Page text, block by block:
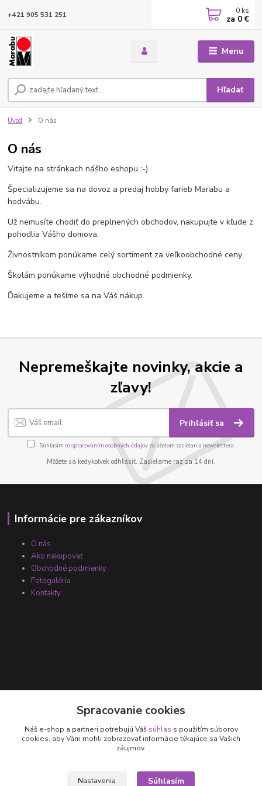
Menu
Hľadať
+421 905 531 251 0 ks
za 0 €
Úvod O nás
O nás
Vitajte na stránkach nášho eshopu :-)
Špecializujeme sa na dovoz a predaj hobby farieb Marabu a
hodvábu.
Už nemusíte chodiť do preplnených obchodov, nakupujte v kľude z
pohodlia Vášho domova.
Živnostníkom ponúkame celý sortiment za veľkoobchodné ceny.
Školám ponúkame výhodné obchodné podmienky.
Ďakujeme a tešíme sa na Váš nákup.
Nepremeškajte novinky, akcie a
zľavy!
Prihlásiť sa
Súhlasím sospracovaním osobných údajov za účelom zasielania newslettera.
Môžete sa kedykoľvek odhlásiť. Zasielame raz za 14 dní.
Informácie pre zákazníkov
O nás
Ako nakupovať
Obchodné podmienky
Fotogaléria
Kontakty
+421 905 531 251
Spracovanie cookies
Náš e-shop a partneri potrebujú Váš súhlas s použitím súborov
cookies, aby Vám mohli zobrazovať informácie týkajúce sa Vašich
záujmov.
Nastavenia Súhlasím